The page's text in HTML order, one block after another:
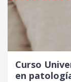
Curso
en